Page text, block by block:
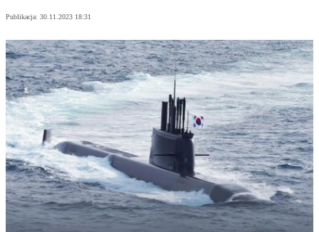
Publikacja: 30.11.2023 18:31